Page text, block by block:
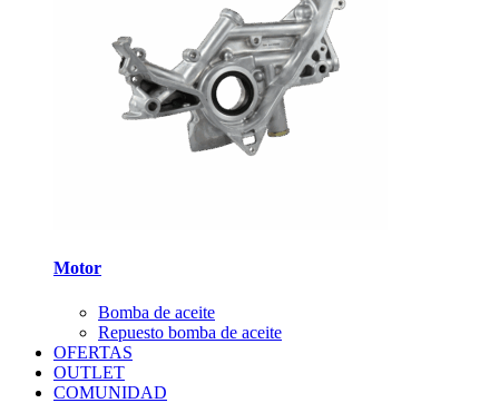
Motor
Bomba de aceite
Repuesto bomba de aceite
OFERTAS
OUTLET
COMUNIDAD